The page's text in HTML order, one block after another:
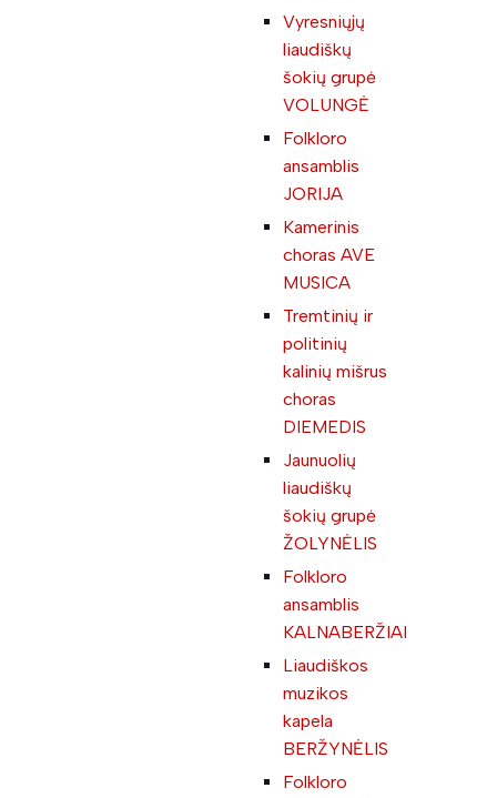
Vyresniųjų
liaudiškų
šokių grupė
VOLUNGĖ
Folkloro
ansamblis
JORIJA
Kamerinis
choras AVE
MUSICA
Tremtinių ir
politinių
kalinių mišrus
choras
DIEMEDIS
Jaunuolių
liaudiškų
šokių grupė
ŽOLYNĖLIS
Folkloro
ansamblis
KALNABERŽIAI
Liaudiškos
muzikos
kapela
BERŽYNĖLIS
Folkloro